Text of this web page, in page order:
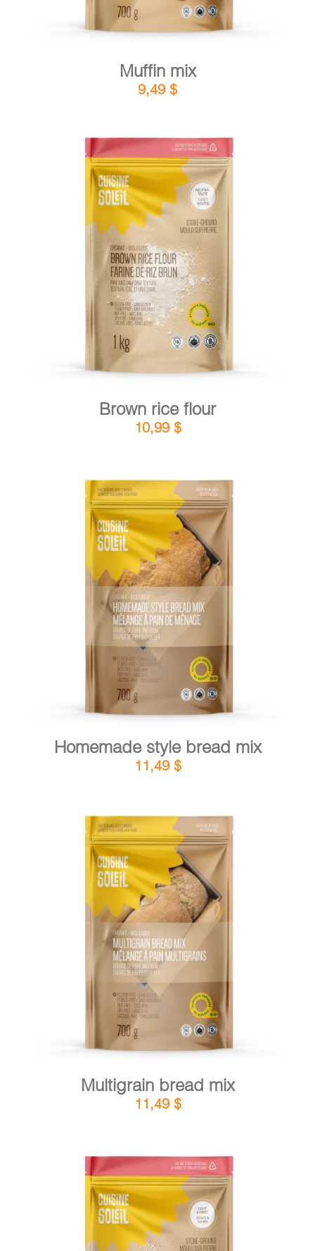
Muffin mix
9,49 $
ADD TO CART / DETAILS
Brown rice flour
10,99 $
ADD TO CART DETAILS
Homemade style bread mix
11,49 $
ADD TO CART / DETAILS
Multigrain bread mix
11,49 $